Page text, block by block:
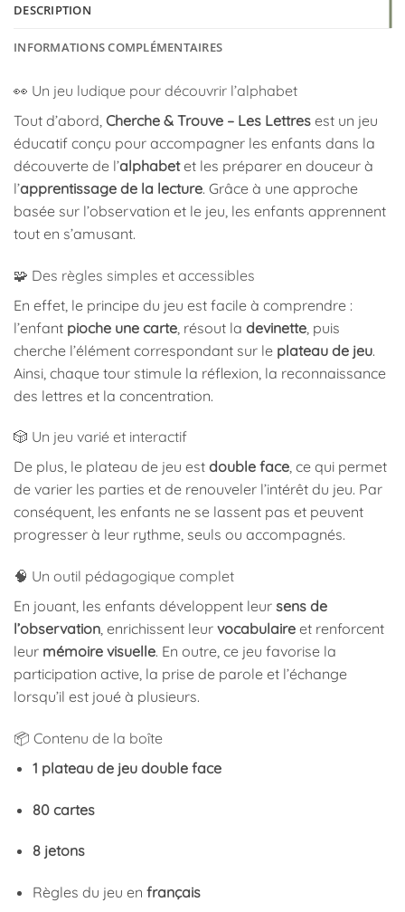
DESCRIPTION
INFORMATIONS COMPLÉMENTAIRES
👀 Un jeu ludique pour découvrir l’alphabet
Tout d’abord, Cherche & Trouve – Les Lettres est un jeu
éducatif conçu pour accompagner les enfants dans la
découverte de l’alphabetet les préparer en douceur à
l’apprentissage de la lecture. Grâce à une approche
basée sur l’observation et le jeu, les enfants apprennent
tout en s’amusant.
🧩 Des règles simples et accessibles
En effet, le principe du jeu est facile à comprendre :
l’enfant pioche une carte , résout la devinette , puis
cherche l’élément correspondant sur le plateau de jeu.
Ainsi, chaque tour stimule la réflexion, la reconnaissance
des lettres et la concentration.
🎲 Un jeu varié et interactif
De plus, le plateau de jeu est double face, ce qui permet
de varier les parties et de renouveler l’intérêt du jeu. Par
conséquent, les enfants ne se lassent pas et peuvent
progresser à leur rythme, seuls ou accompagnés.
🧠 Un outil pédagogique complet
En jouant, les enfants développent leur sens de
l’observation, enrichissent leur vocabulaire et renforcent
leur mémoire visuelle. En outre, ce jeu favorise la
participation active, la prise de parole et l’échange
lorsqu’il est joué à plusieurs.
📦 Contenu de la boîte
1 plateau de jeu double face
80 cartes
8 jetons
Règles du jeu en français